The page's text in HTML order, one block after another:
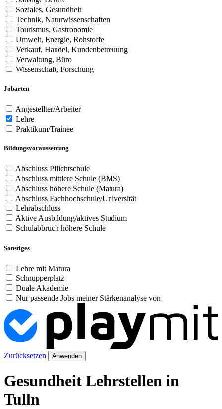
Soziales, Gesundheit
Technik, Naturwissenschaften
Tourismus, Gastronomie
Umwelt, Energie, Rohstoffe
Verkauf, Handel, Kundenbetreuung
Verwaltung, Büro
Wissenschaft, Forschung
Jobarten
Angestellter/Arbeiter
Lehre
Praktikum/Trainee
Bildungsvoraussetzung
Abschluss Pflichtschule
Abschluss mittlere Schule (BMS)
Abschluss höhere Schule (Matura)
Abschluss Fachhochschule/Universität
Lehrabschluss
Aktive Ausbildung/aktives Studium
Schulabbruch höhere Schule
Sonstiges
Lehre mit Matura
Schnupperplatz
Duale Akademie
Nur passende Jobs meiner Stärkenanalyse von
Zurücksetzen Anwenden
Gesundheit Lehrstellen in
Tulln